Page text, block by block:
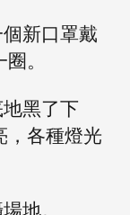
新口罩戴
。
黑了下
，各種燈光
地。